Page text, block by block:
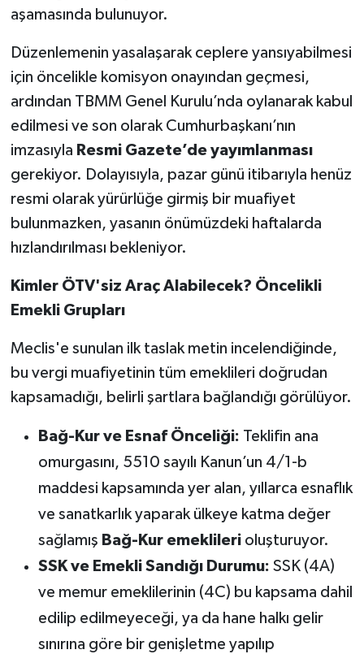
aşamasında bulunuyor.
Düzenlemenin yasalaşarak ceplere yansıyabilmesi
için öncelikle komisyon onayından geçmesi,
ardından TBMM Genel Kurulu’nda oylanarak kabul
edilmesi ve son olarak Cumhurbaşkanı’nın
imzasıyla Resmi Gazete’de yayımlanması
gerekiyor. Dolayısıyla, pazar günü itibarıyla henüz
resmi olarak yürürlüğe girmiş bir muafiyet
bulunmazken, yasanın önümüzdeki haftalarda
hızlandırılması bekleniyor.
Kimler ÖTV'siz Araç Alabilecek? Öncelikli
Emekli Grupları
Meclis'e sunulan ilk taslak metin incelendiğinde,
bu vergi muafiyetinin tüm emeklileri doğrudan
kapsamadığı, belirli şartlara bağlandığı görülüyor.
Bağ-Kur ve Esnaf Önceliği: Teklifin ana
omurgasını, 5510 sayılı Kanun’un 4/1-b
maddesi kapsamında yer alan, yıllarca esnaflık
ve sanatkarlık yaparak ülkeye katma değer
sağlamış Bağ-Kur emeklilerioluşturuyor.
SSK ve Emekli Sandığı Durumu: SSK (4A)
ve memur emeklilerinin (4C) bu kapsama dahil
edilip edilmeyeceği, ya da hane halkı gelir
sınırına göre bir genişletme yapılıp
SAĞLIK
Savaştepe
SEYAHAT
Sındırgı
SPOR
Susurluk
TARİHTE BUGÜN
Trend
TÜRKİYE
VİZYONDAKİLER
YAŞAM